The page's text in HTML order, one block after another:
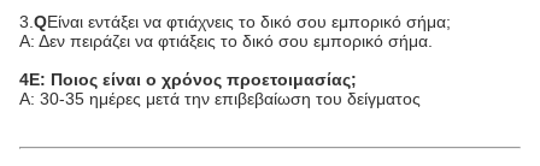
3. QΕίναι εντάξει να φτιάχνεις το δικό σου εμπορικό σήμα;
Α: Δεν πειράζει να φτιάξεις το δικό σου εμπορικό σήμα.
4Ε: Ποιος είναι ο χρόνος προετοιμασίας;
Α: 30-35 ημέρες μετά την επιβεβαίωση του δείγματος